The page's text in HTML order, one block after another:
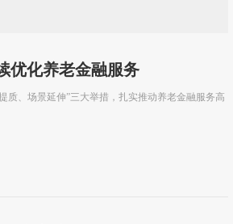
优化养老金融服务
质、场景延伸”三大举措，扎实推动养老金融服务高